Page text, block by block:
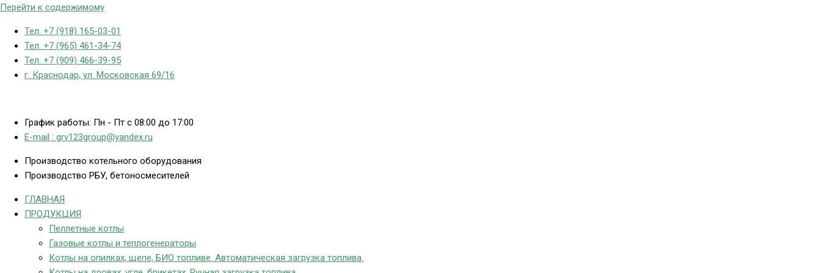
Перейти к содержимому
Тел. +7 (918) 165-03-01
Тел. +7 (965) 461-34-74
Тел. +7 (909) 466-39-95
г. Краснодар, ул. Московская 69/16
График работы: Пн - Пт с 08:00 до 17:00
E-mail : grv123group@yandex.ru
Производство котельного оборудования
Производство РБУ, бетоносмесителей
ГЛАВНАЯ
ПРОДУКЦИЯ
Пеллетные котлы
Газовые котлы и теплогенераторы
Котлы на опилках, щепе, БИО топливе. Автоматическая загрузка топлива.